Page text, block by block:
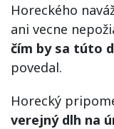
Horeckého
ani vecne
čím by sa túto
povedal.
Horecký
verejný dlh na